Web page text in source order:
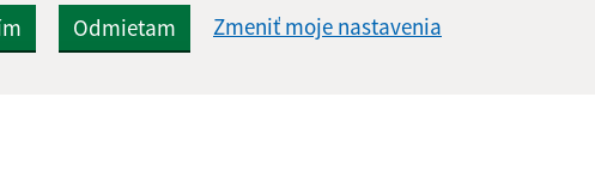
Odmietam Zmeniť moje nastavenia